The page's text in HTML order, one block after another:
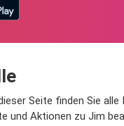
Seite finden Sie
und Aktionen zu Jim